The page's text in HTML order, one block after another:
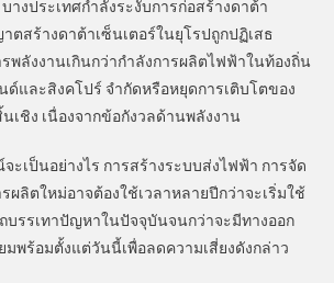
ระเทศกำลังระงับการก่อสร้างดาต้า
ตสร้างดาต้าเซ็นเตอร์ในยุโรปถูกปฏิเสธ
รพลังงานเกินกว่ากำลังการผลิตไฟฟ้าในท้องถิ่น
ด์และสิงคโปร์ จำกัดหรือหยุดการเติบโตของ
เชิง เนื่องจากข้อกังวลด้านพลังงาน
นอย่างไร การสร้างระบบส่งไฟฟ้า การจัด
ผลิตใหม่อาจต้องใช้เวลาหลายปีกว่าจะเริ่มใช้
บรรเทาปัญหาในปัจจุบันจนกว่าจะมีทางออก
มพร้อมตั้งแต่วันนี้เพื่อลดความเสี่ยงดังกล่าว